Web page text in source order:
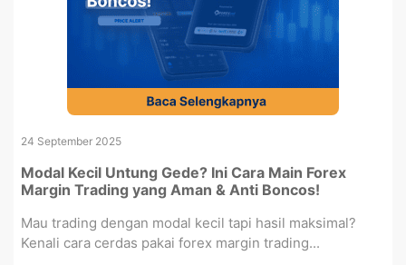
24 September 2025
Modal Kecil Untung Gede? Ini Cara Main Forex
Margin Trading yang Aman & Anti Boncos!
Mau trading dengan modal kecil tapi hasil maksimal?
Kenali cara cerdas pakai forex margin trading...